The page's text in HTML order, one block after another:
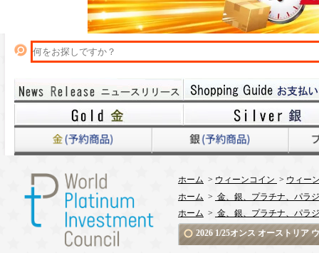
ホーム > ウィーンコイン > ウィー
ホーム > 金、銀、プラチナ、パラ
ホーム > 金、銀、プラチナ、パラ
2026 1/25オンス オーストリア